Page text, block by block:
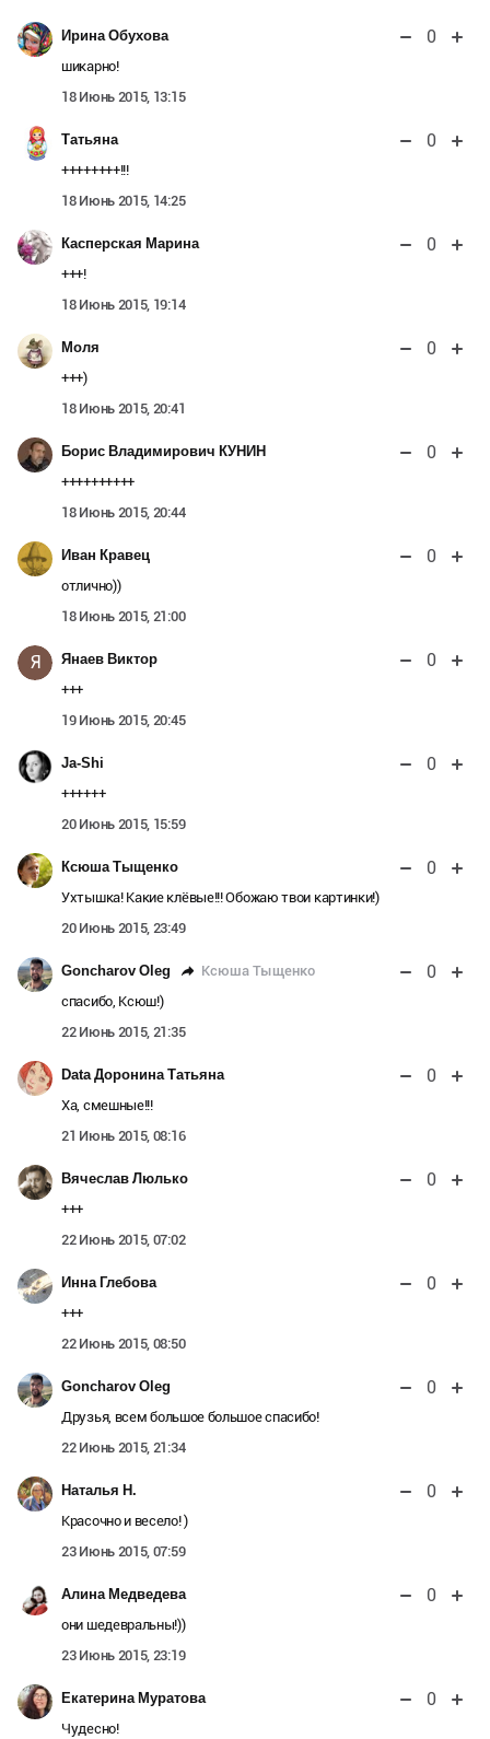
Ирина Обухова 0
шикарно!
18 Июнь 2015, 13:15
Татьяна 0
++++++++!!!
18 Июнь 2015, 14:25
Касперская Марина 0
+++!
18 Июнь 2015, 19:14
Моля 0
+++)
18 Июнь 2015, 20:41
Борис Владимирович КУНИН 0
++++++++++
18 Июнь 2015, 20:44
Иван Кравец 0
отлично))
18 Июнь 2015, 21:00
Я Янаев Виктор 0
+++
19 Июнь 2015, 20:45
Ja-Shi 0
++++++
20 Июнь 2015, 15:59
Ксюша Тыщенко 0
Ухтышка! Какие клёвые!!! Обожаю твои картинки!)
20 Июнь 2015, 23:49
Goncharov Oleg Ксюша Тыщенко 0
спасибо, Ксюш!)
22 Июнь 2015, 21:35
Data Доронина Татьяна 0
Ха, смешные!!!
21 Июнь 2015, 08:16
Вячеслав Люлько 0
+++
22 Июнь 2015, 07:02
Инна Глебова 0
+++
22 Июнь 2015, 08:50
Goncharov Oleg 0
Друзья, всем большое большое спасибо!
22 Июнь 2015, 21:34
Наталья Н. 0
Красочно и весело! )
23 Июнь 2015, 07:59
Алина Медведева 0
они шедевральны!))
23 Июнь 2015, 23:19
Екатерина Муратова 0
Чудесно!